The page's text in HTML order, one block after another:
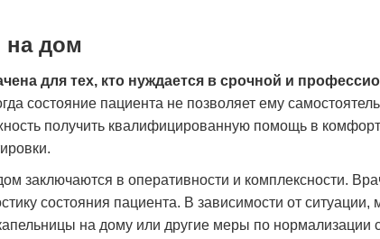
на дом
для тех, кто нуждается в срочной и
состояние пациента не позволяет ему
получить квалифицированную помощь в
заключаются в оперативности и комплексности.
состояния пациента. В зависимости от ситуации,
на дому или другие меры по нормализации